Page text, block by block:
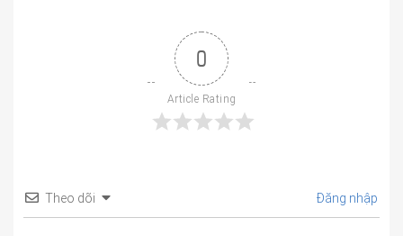
0
Article Rating
Theo dõi Đăng nhập